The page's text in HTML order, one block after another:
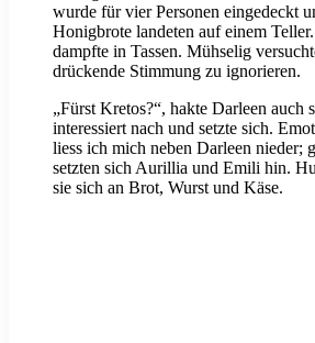
wurde für vier Personen eingedeckt
Honigbrote landeten auf einem
dampfte in Tassen. Mühselig
drückende Stimmung zu ignorieren.
„Fürst Kretos?“, hakte Darleen auch
interessiert nach und setzte sich.
liess ich mich neben Darleen nieder;
setzten sich Aurillia und Emili hin.
sie sich an Brot, Wurst und Käse.